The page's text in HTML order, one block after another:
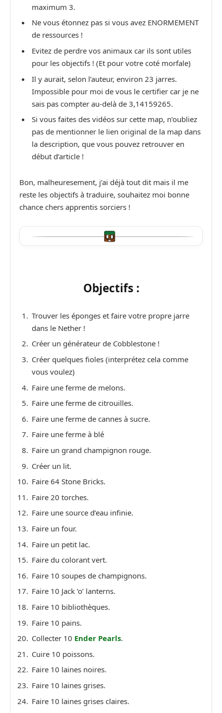
maximum 3.
Ne vous étonnez pas si vous avez ENORMEMENT
de ressources !
Evitez de perdre vos animaux car ils sont utiles
pour les objectifs ! (Et pour votre coté morfale)
Il y aurait, selon l’auteur, environ 23 jarres.
Impossible pour moi de vous le certifier car je ne
sais pas compter au-delà de 3,14159265.
Si vous faites des vidéos sur cette map, n’oubliez
pas de mentionner le lien original de la map dans
la description, que vous pouvez retrouver en
début d’article !
Bon, malheuresement, j’ai déjà tout dit mais il me
reste les objectifs à traduire, souhaitez moi bonne
chance chers apprentis sorciers !
Objectifs :
Trouver les éponges et faire votre propre jarre
dans le Nether !
Créer un générateur de Cobblestone !
Créer quelques fioles (interprétez cela comme
vous voulez)
Faire une ferme de melons.
Faire une ferme de citrouilles.
Faire une ferme de cannes à sucre.
Faire une ferme à blé
Faire un grand champignon rouge.
Créer un lit.
Faire 64 Stone Bricks.
Faire 20 torches.
Faire une source d’eau infinie.
Faire un four.
Faire un petit lac.
Faire du colorant vert.
Faire 10 soupes de champignons.
Faire 10 Jack ‘o’ lanterns.
Faire 10 bibliothèques.
Faire 10 pains.
Collecter 10 Ender Pearls.
Cuire 10 poissons.
Faire 10 laines noires.
Faire 10 laines grises.
Faire 10 laines grises claires.